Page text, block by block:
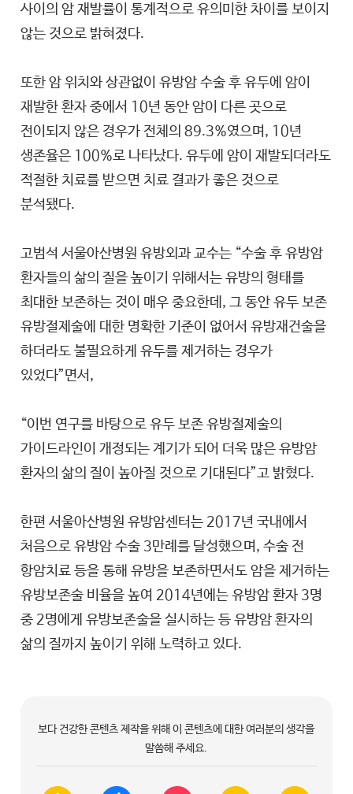
사이의 암 재발률이 통계적으로 유의미한 차이를 보이지
않는 것으로 밝혀졌다.
또한 암 위치와 상관없이 유방암 수술 후 유두에 암이
재발한 환자 중에서 10년 동안 암이 다른 곳으로
전이되지 않은 경우가 전체의 89.3%였으며, 10년
생존율은 100%로 나타났다. 유두에 암이 재발되더라도
적절한 치료를 받으면 치료 결과가 좋은 것으로
분석됐다.
고범석 서울아산병원 유방외과 교수는 “수술 후 유방암
환자들의 삶의 질을 높이기 위해서는 유방의 형태를
최대한 보존하는 것이 매우 중요한데, 그 동안 유두 보존
유방절제술에 대한 명확한 기준이 없어서 유방재건술을
하더라도 불필요하게 유두를 제거하는 경우가
있었다”면서,
“이번 연구를 바탕으로 유두 보존 유방절제술의
가이드라인이 개정되는 계기가 되어 더욱 많은 유방암
환자의 삶의 질이 높아질 것으로 기대된다”고 밝혔다.
한편 서울아산병원 유방암센터는 2017년 국내에서
처음으로 유방암 수술 3만례를 달성했으며, 수술 전
항암치료 등을 통해 유방을 보존하면서도 암을 제거하는
유방보존술 비율을 높여 2014년에는 유방암 환자 3명
중 2명에게 유방보존술을 실시하는 등 유방암 환자의
삶의 질까지 높이기 위해 노력하고 있다.
보다 건강한 콘텐츠 제작을 위해 이 콘텐츠에 대한 여러분의 생각을
말씀해 주세요.